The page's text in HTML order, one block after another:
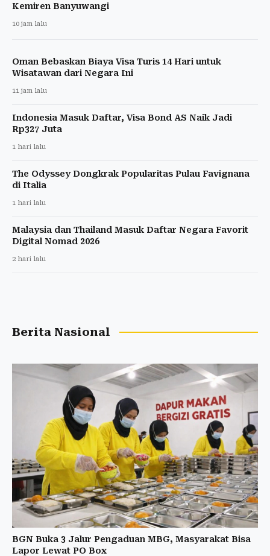
Kemiren Banyuwangi
10 jam lalu
Oman Bebaskan Biaya Visa Turis 14 Hari untuk
Wisatawan dari Negara Ini
11 jam lalu
Indonesia Masuk Daftar, Visa Bond AS Naik Jadi
Rp327 Juta
1 hari lalu
The Odyssey Dongkrak Popularitas Pulau Favignana
di Italia
1 hari lalu
Malaysia dan Thailand Masuk Daftar Negara Favorit
Digital Nomad 2026
2 hari lalu
Berita Nasional
BGN Buka 3 Jalur Pengaduan MBG, Masyarakat Bisa
Lapor Lewat PO Box